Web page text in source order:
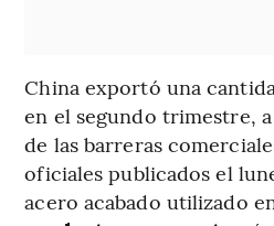
China exportó una
en el segundo trimestre,
de las barreras
oficiales publicados el
acero acabado utilizado